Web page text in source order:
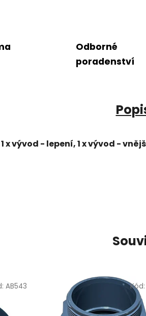
Odborné
poradenství
x vývod - lepení, 1 x vývod -
AB543 Kód: